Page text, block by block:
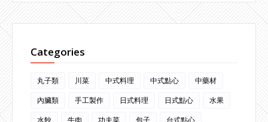
Categories
丸子類 川菜 中式料理 中式點心
中藥材
內臟類
手工製作 日式料理 日式點心
水果
水餃
牛肉 功夫菜 包子
台式點心